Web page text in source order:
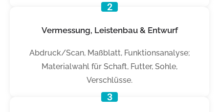
2
Vermessung, Leistenbau & Entwurf
Abdruck/Scan, Maßblatt, Funktionsanalyse;
Materialwahl für Schaft, Futter, Sohle,
Verschlüsse.
3